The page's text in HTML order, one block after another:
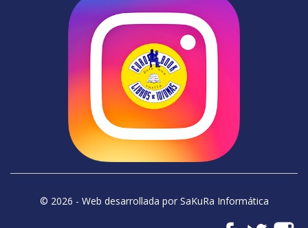
© 2026 - Web desarrollada por SaKuRa Informática